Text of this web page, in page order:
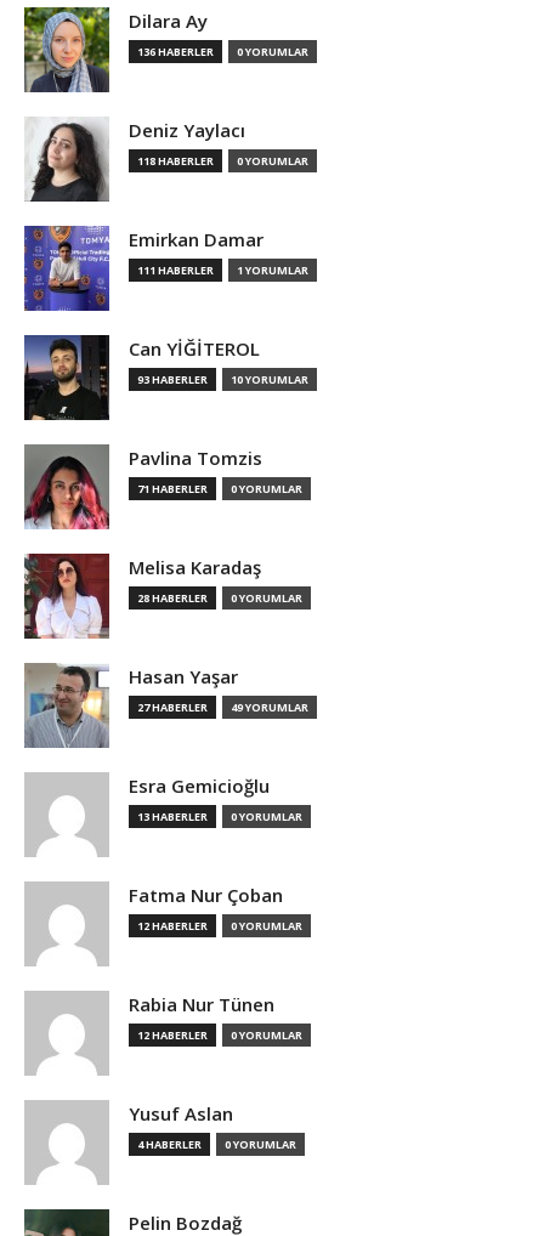
Dilara Ay
136 HABERLER 0 YORUMLAR
Deniz Yaylacı
118 HABERLER 0 YORUMLAR
Emirkan Damar
111 HABERLER 1 YORUMLAR
Can YİĞİTEROL
93 HABERLER 10 YORUMLAR
Pavlina Tomzis
71 HABERLER 0 YORUMLAR
Melisa Karadaş
28 HABERLER 0 YORUMLAR
Hasan Yaşar
27 HABERLER 49 YORUMLAR
Esra Gemicioğlu
13 HABERLER 0 YORUMLAR
Fatma Nur Çoban
12 HABERLER 0 YORUMLAR
Rabia Nur Tünen
12 HABERLER 0 YORUMLAR
Yusuf Aslan
4 HABERLER 0 YORUMLAR
Pelin Bozdağ